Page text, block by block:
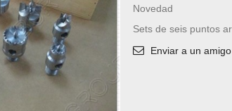
Novedad
Sets de seis puntos
Enviar a un amigo